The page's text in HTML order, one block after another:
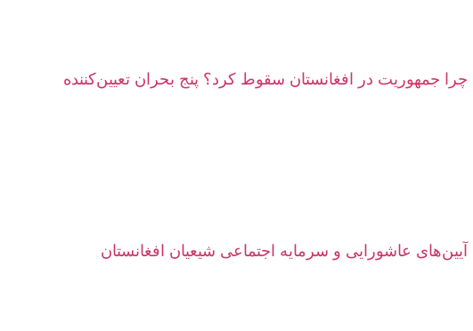
چرا جمهوریت در افغانستان سقوط کرد؟ پنج بحران تعیین‌کننده
آیین‌های عاشورایی و سرمایه اجتماعی شیعیان افغانستان